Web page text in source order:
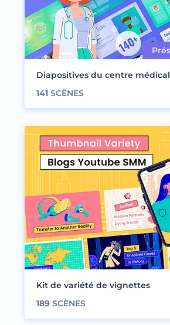
Diapositives du centre médical
141 SCÈNES
Kit de variété de vignettes
189 SCÈNES